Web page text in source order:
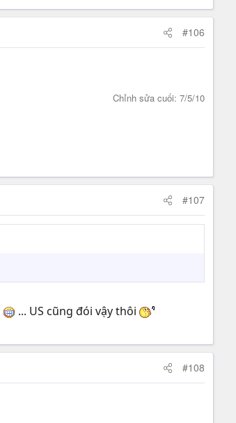
#106
Chỉnh sửa cuối: 7/5/10
#107
... US cũng đói vậy thôi
#108